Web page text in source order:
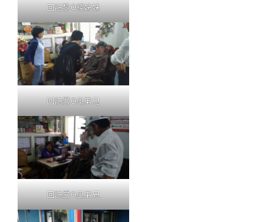
回訪黎O錢姊妹
回訪嚴O風弟兄
回訪嚴O風弟兄